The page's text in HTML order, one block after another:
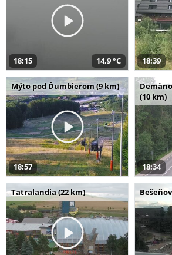
18:15 14,9 °C 18:39
Mýto pod Ďumbierom (9 km)
18:57
(10 km)
18:34
Tatralandia (22 km)